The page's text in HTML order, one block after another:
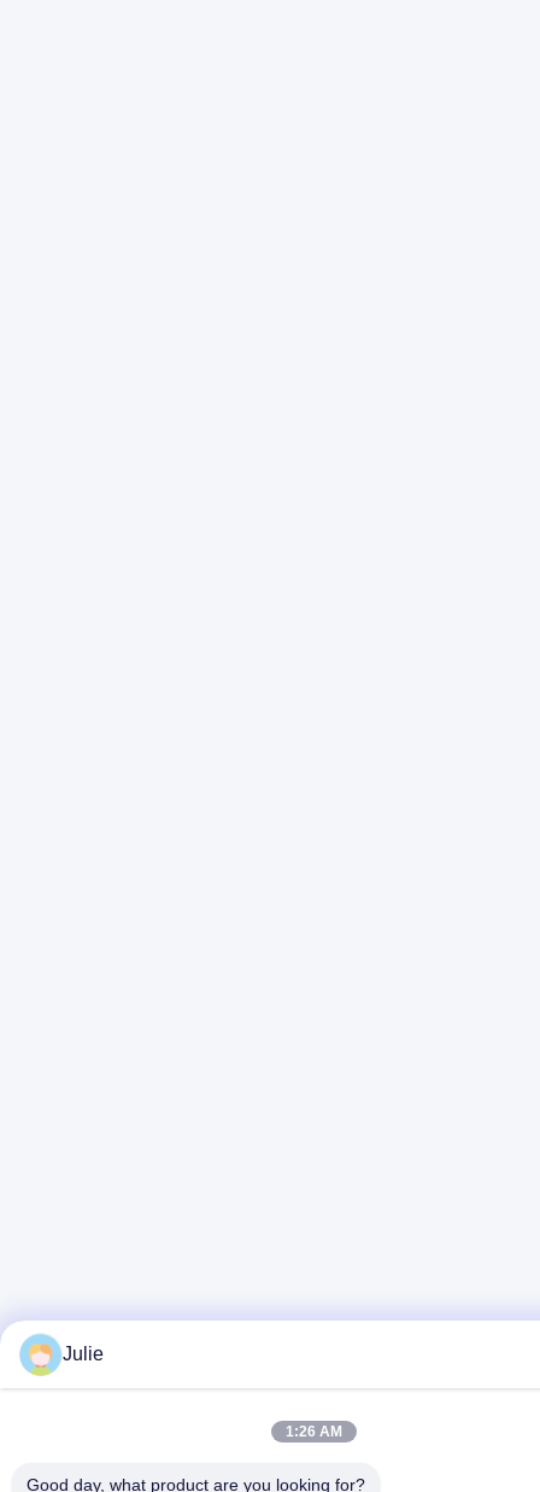
Julie
1:26 AM
Good day, what product are you looking for?